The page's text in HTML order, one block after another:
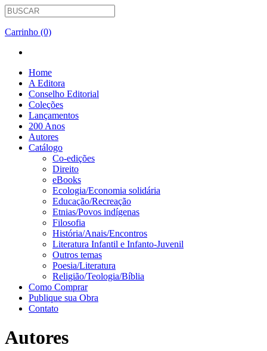
Carrinho (0)
Home
A Editora
Conselho Editorial
Coleções
Lançamentos
200 Anos
Autores
Catálogo
Co-edições
Direito
eBooks
Ecologia/Economia solidária
Educação/Recreação
Etnias/Povos indígenas
Filosofia
História/Anais/Encontros
Literatura Infantil e Infanto-Juvenil
Outros temas
Poesia/Literatura
Religião/Teologia/Bíblia
Como Comprar
Publique sua Obra
Contato
Autores